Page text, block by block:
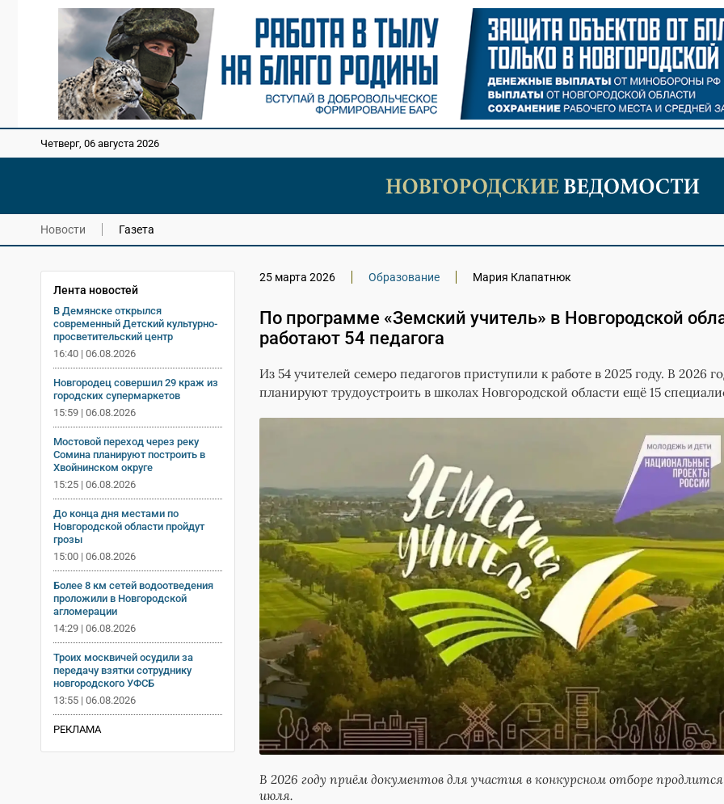
Четверг, 06 августа 2026
Новости Газета
Лента новостей
В Демянске открылся
современный Детский культурно-
просветительский центр
16:40 | 06.08.2026
Новгородец совершил 29 краж из
городских супермаркетов
15:59 | 06.08.2026
Мостовой переход через реку
Сомина планируют построить в
Хвойнинском округе
15:25 | 06.08.2026
До конца дня местами по
Новгородской области пройдут
грозы
15:00 | 06.08.2026
Более 8 км сетей водоотведения
проложили в Новгородской
агломерации
14:29 | 06.08.2026
Троих москвичей осудили за
передачу взятки сотруднику
новгородского УФСБ
13:55 | 06.08.2026
РЕКЛАМА
25 марта 2026 Образование Мария Клапатнюк
По программе «Земский учитель» в Новгородской
работают 54 педагога
Из 54 учителей семеро педагогов приступили к работе в 2025 году. В 2026
планируют трудоустроить в школах Новгородской области ещё 15
В 2026 году приём документов для участия в конкурсном отборе продлится
июля.